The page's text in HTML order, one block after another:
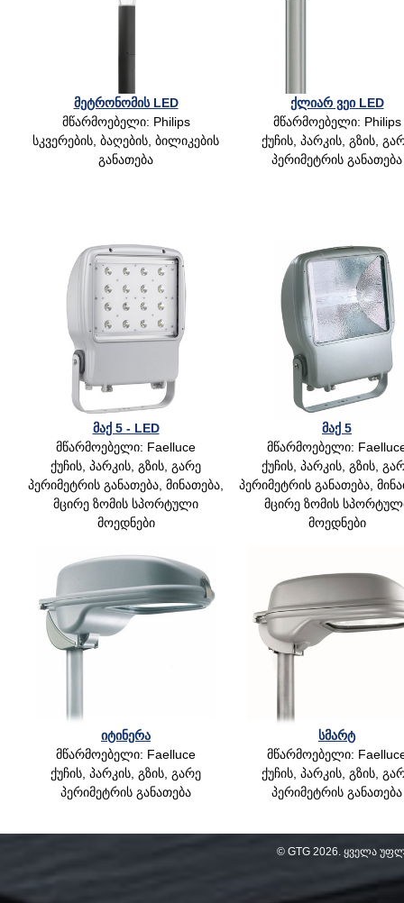
მეტრონომის LED
მწარმოებელი: Philips
სკვერების, ბაღების, ბილიკების
განათება
ქლიარ ვეი LED
მწარმოებელი: Philips
ქუჩის, პარკის, გზის,
პერიმეტრის განათება
მაქ 5 - LED
მწარმოებელი: Faelluce
ქუჩის, პარკის, გზის, გარე
პერიმეტრის განათება, მინათება,
მცირე ზომის სპორტული
მოედნები
მაქ 5
მწარმოებელი:
ქუჩის, პარკის, გზის,
პერიმეტრის განათება,
მცირე ზომის
მოედნები
იტინერა
მწარმოებელი: Faelluce
ქუჩის, პარკის, გზის, გარე
პერიმეტრის განათება
სმარტ
მწარმოებელი:
ქუჩის, პარკის, გზის,
პერიმეტრის განათება
© GTG 2026. ყველა